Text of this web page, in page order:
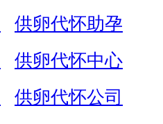
供卵代怀助孕
供卵代怀中心
供卵代怀公司